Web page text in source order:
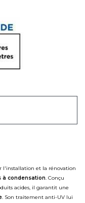
l'installation et la rénovation
à condensation. Conçu
acides, il garantit une
. Son traitement anti-UV lui